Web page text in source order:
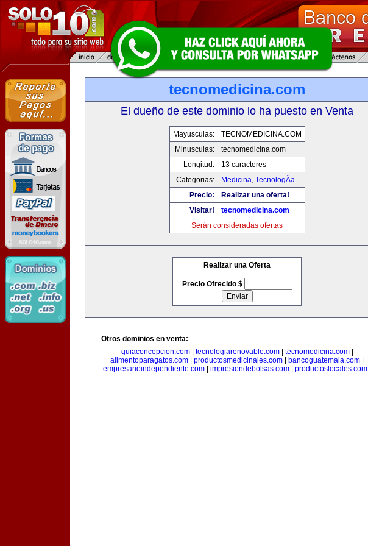
tecnomedicina.com
El dueño de este dominio lo ha puesto en Venta
Mayusculas:
TECNOMEDICINA.COM
Minusculas:
tecnomedicina.com
Longitud:
13 caracteres
Categorias:
Medicina, TecnologÃ­a
Precio:
Realizar una oferta!
Visitar!
tecnomedicina.com
Serán consideradas ofertas
Realizar una Oferta
Precio Ofrecido $
Otros dominios en venta:
guiaconcepcion.com| tecnologiarenovable.com| tecnomedicina.com|
alimentoparagatos.com
productosmedicinales.com bancoguatemala.com
empresarioindependiente.com
impresiondebolsas.com productoslocales.com